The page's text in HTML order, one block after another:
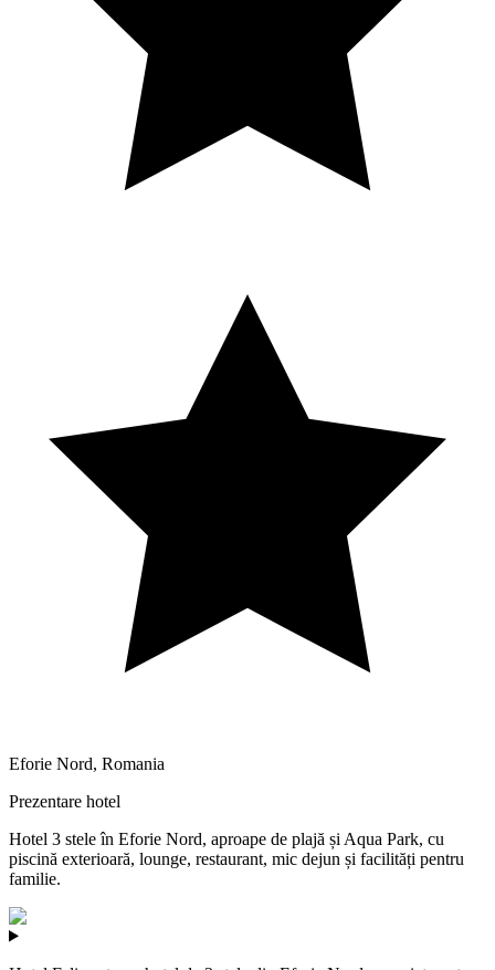
Eforie Nord, Romania
Prezentare hotel
Hotel 3 stele în Eforie Nord, aproape de plajă și Aqua Park, cu
piscină exterioară, lounge, restaurant, mic dejun și facilități pentru
familie.